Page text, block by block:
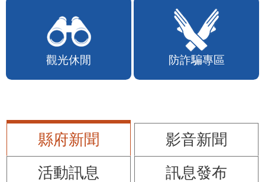
觀光休閒 防詐騙專區
縣府新聞
影音新聞
活動訊息
訊息發布